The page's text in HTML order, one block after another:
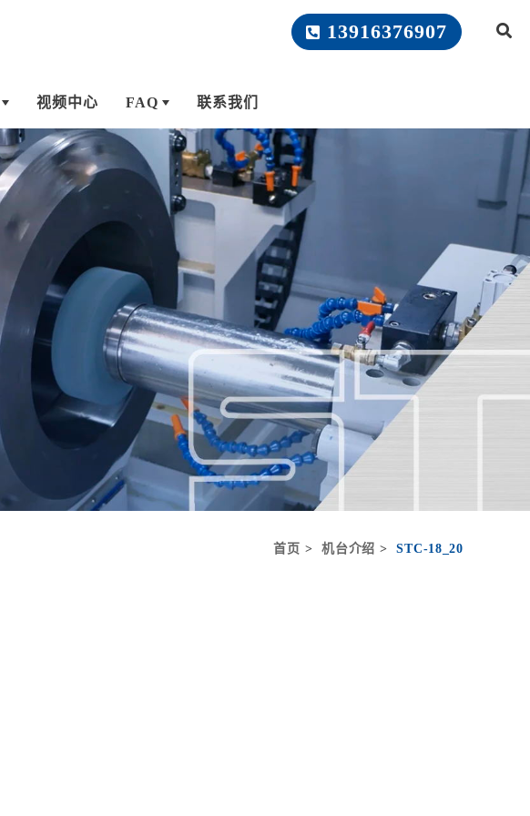
视频中心 FAQ 联系我们
13916376907
首页 机台介绍 STC-18_20